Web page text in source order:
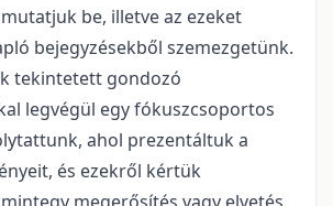
be, illetve az ezeket
bejegyzésekből szemezgetünk.
tekintetett gondozó
legvégül egy fókuszcsoportos
ahol prezentáltuk a
és ezekről kértük